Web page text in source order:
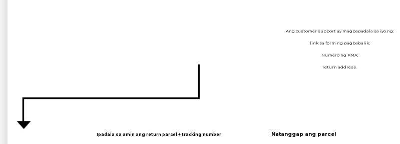
Ang customer support ay magpapadala sa iyo ng:
link sa form ng pagbabalik;
Numero ng RMA;
return address.
Ipadala sa amin ang return parcel + tracking number Natanggap ang parcel